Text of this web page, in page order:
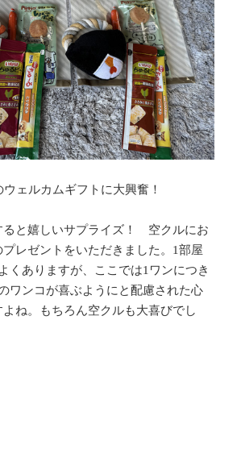
ウェルカムギフトに大興奮！
ると嬉しいサプライズ！ 空クルにお
レゼントをいただきました。 1部屋
くありますが、ここでは1ワンにつき
ワンコが喜ぶようにと配慮された心
ね。もちろん空クルも大喜びでし